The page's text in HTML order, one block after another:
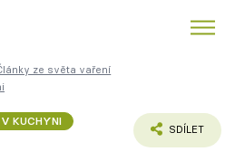
k večeři
ze světa vaření
KUCHYNI
SDÍLET